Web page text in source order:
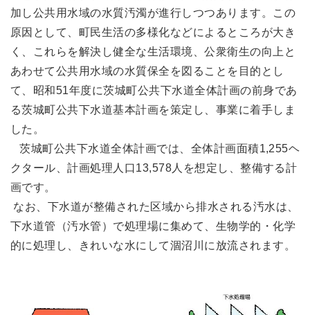
加し公共用水域の水質汚濁が進行しつつあります。この
原因として、町民生活の多様化などによるところが大き
く、これらを解決し健全な生活環境、公衆衛生の向上と
あわせて公共用水域の水質保全を図ることを目的とし
て、昭和51年度に茨城町公共下水道全体計画の前身であ
る茨城町公共下水道基本計画を策定し、事業に着手しま
した。
茨城町公共下水道全体計画では、全体計画面積1,255ヘ
クタール、計画処理人口13,578人を想定し、整備する計
画です。
なお、下水道が整備された区域から排水される汚水は、
下水道管（汚水管）で処理場に集めて、生物学的・化学
的に処理し、きれいな水にして涸沼川に放流されます。